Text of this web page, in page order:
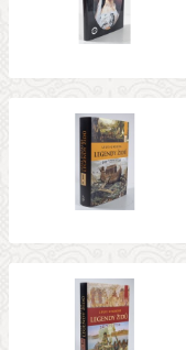
NALEZENO4309